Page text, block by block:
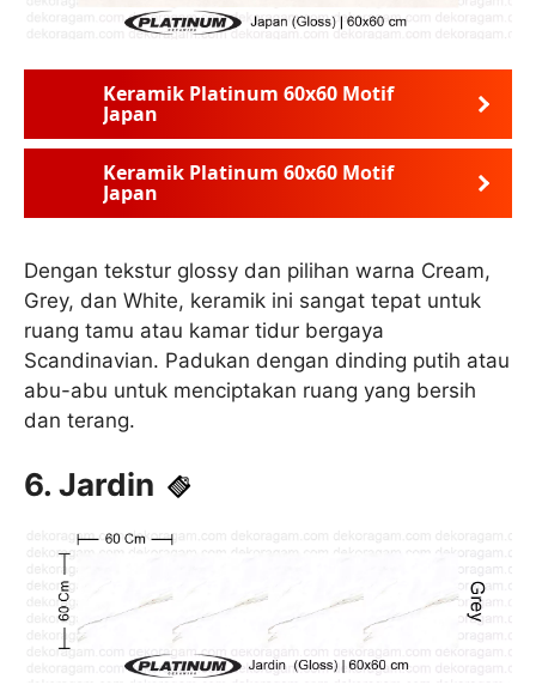
Keramik Platinum 60x60 Motif
Japan
Keramik Platinum 60x60 Motif
Japan
Dengan tekstur glossy dan pilihan warna Cream,
Grey, dan White, keramik ini sangat tepat untuk
ruang tamu atau kamar tidur bergaya
Scandinavian. Padukan dengan dinding putih atau
abu-abu untuk menciptakan ruang yang bersih
dan terang.
6. Jardin